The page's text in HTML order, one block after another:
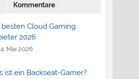
Kommentare
besten Cloud Gaming
2026
Mai 2026
ist ein Backseat-Gamer?